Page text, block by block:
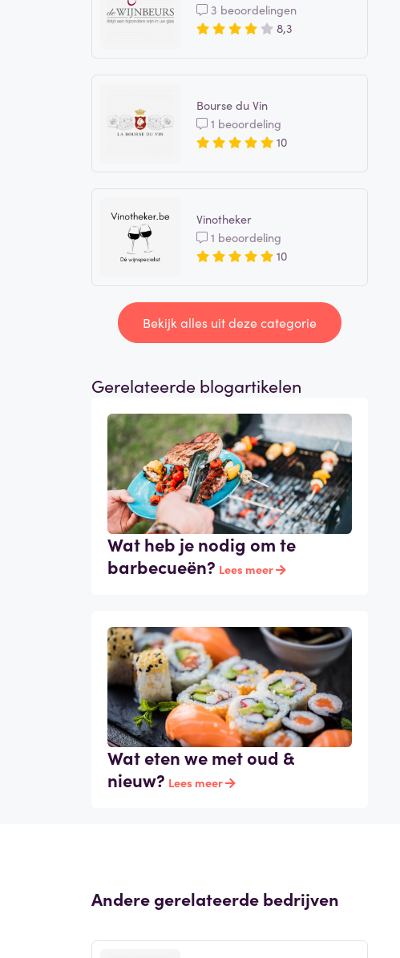
3 beoordelingen
8,3
Bourse du Vin
1 beoordeling
10
Vinotheker
1 beoordeling
10
Bekijk alles uit deze categorie
Gerelateerde blogartikelen
Wat heb je nodig om te
barbecueën? Lees meer
Wat eten we met oud &
nieuw? Lees meer
Andere gerelateerde bedrijven